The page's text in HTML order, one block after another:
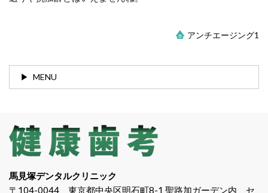
アンチエージング1
MENU
馬見塚デンタルクリニック
〒104-0044 東京都中央区明石町8-1 聖路加ガーデン内 セ